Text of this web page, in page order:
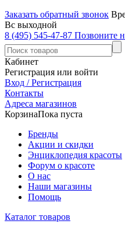
Заказать обратный звонок
Вс выходной
8 (495) 545-47-87 Позвоните
Кабинет
Регистрация или войти
Вход / Регистрация
Контакты
Адреса магазинов
КорзинаПока пуста
Бренды
Акции и скидки
Энциклопедия красоты
Форум о красоте
О нас
Наши магазины
Помощь
Каталог товаров